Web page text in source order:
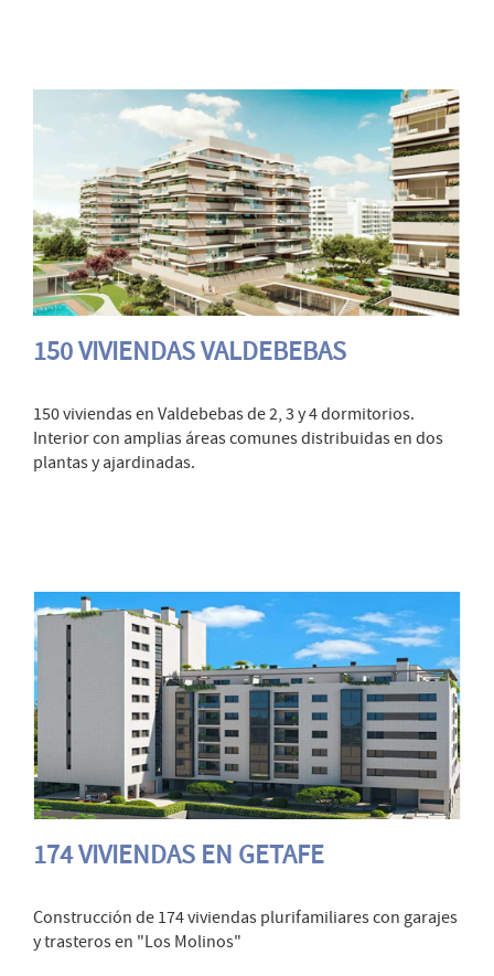
150 VIVIENDAS VALDEBEBAS
150 viviendas en Valdebebas de 2, 3 y 4 dormitorios.
Interior con amplias áreas comunes distribuidas en dos
plantas y ajardinadas.
174 VIVIENDAS EN GETAFE
Construcción de 174 viviendas plurifamiliares con garajes
y trasteros en "Los Molinos"